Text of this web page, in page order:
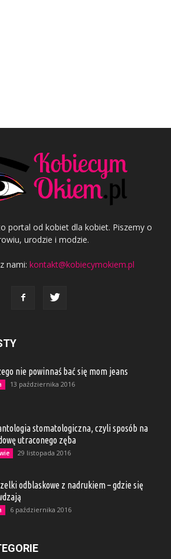
portal od kobiet dla kobiet. Piszemy o
urodzie i modzie.
nami: kontakt@kobiecymokiem.pl
nie powinnaś bać się mom jeans
13 października 2016
stomatologiczna, czyli sposób na
utraconego zęba
29 listopada 2016
odblaskowe z nadrukiem – gdzie się
6 października 2016